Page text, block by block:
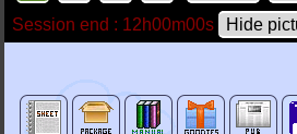
Session end : 12h00m00s
Hide